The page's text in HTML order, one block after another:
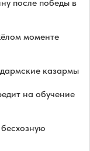
после победы в
моменте
казармы
на обучение